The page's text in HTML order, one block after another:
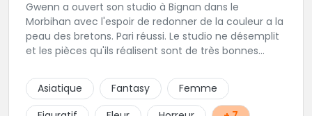
Gwenn a ouvert son studio à Bignan dans le
Morbihan avec l'espoir de redonner de la couleur a la
peau des bretons. Pari réussi. Le studio ne désemplit
et les pièces qu'ils réalisent sont de très bonnes
tout type de projet, son style est éclectique et vous
serez bien réussi par le tatoueur en personne.
Asiatique Fantasy
Femme